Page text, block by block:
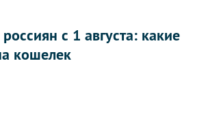
с 1 августа: какие
кошелек